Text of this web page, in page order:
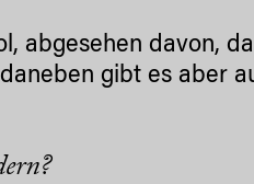
abgesehen davon,
gibt es aber